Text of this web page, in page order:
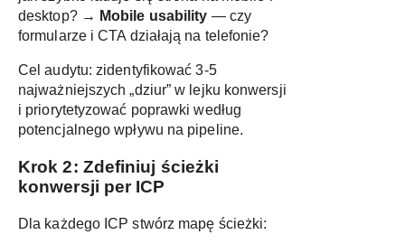
desktop? → Mobile usability — czy
formularze i CTA działają na telefonie?
Cel audytu: zidentyfikować 3-5
najważniejszych „dziur” w lejku konwersji
i priorytetyzować poprawki według
potencjalnego wpływu na pipeline.
Krok 2: Zdefiniuj ścieżki
konwersji per ICP
Dla każdego ICP stwórz mapę ścieżki: